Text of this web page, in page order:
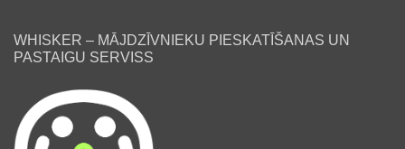
lv
WHISKER – MĀJDZĪVNIEKU PIESKATĪŠANAS UN
PASTAIGU SERVISS